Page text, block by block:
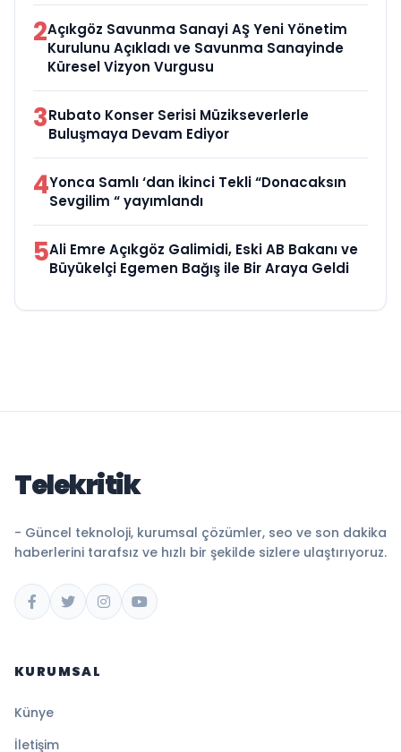
2Açıkgöz Savunma Sanayi AŞ Yeni Yönetim
Kurulunu Açıkladı ve Savunma Sanayinde
Küresel Vizyon Vurgusu
3Rubato Konser Serisi Müzikseverlerle
Buluşmaya Devam Ediyor
4Yonca Samlı ‘dan İkinci Tekli “Donacaksın
Sevgilim “ yayımlandı
5Ali Emre Açıkgöz Galimidi, Eski AB Bakanı ve
Büyükelçi Egemen Bağış ile Bir Araya Geldi
Telekritik
- Güncel teknoloji, kurumsal çözümler, seo ve son dakika
haberlerini tarafsız ve hızlı bir şekilde sizlere ulaştırıyoruz.
KURUMSAL
Künye
İletişim